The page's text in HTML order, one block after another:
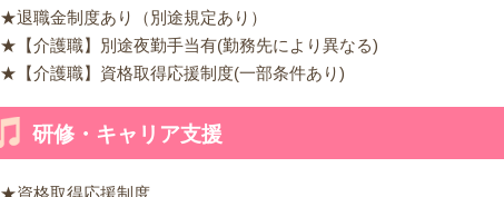
★退職金制度あり（別途規定あり）
★【介護職】別途夜勤手当有(勤務先により異なる)
★【介護職】資格取得応援制度(一部条件あり)
研修・キャリア支援
★資格取得応援制度